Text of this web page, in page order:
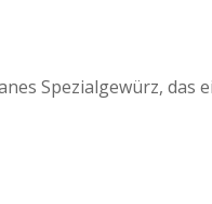
Spezialgewürz, das